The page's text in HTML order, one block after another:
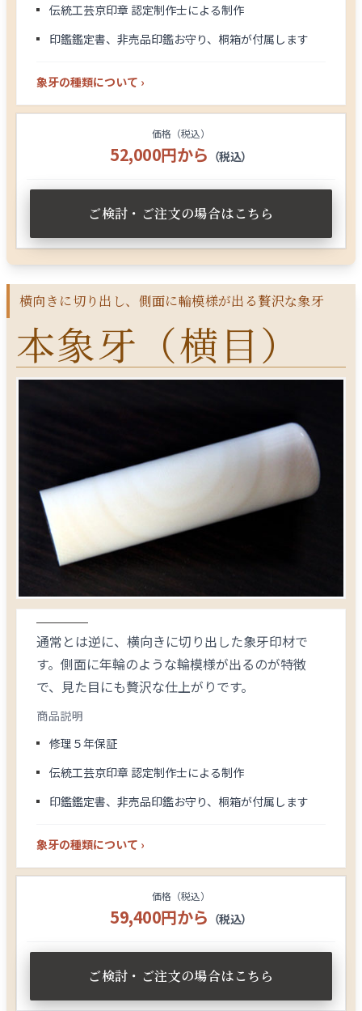
伝統工芸京印章 認定制作士による制作
印鑑鑑定書、非売品印鑑お守り、桐箱が付属します
象牙の種類について ›
価格（税込）
52,000円から （税込）
ご検討・ご注文の場合はこちら
横向きに切り出し、側面に輪模様が出る贅沢な象牙
本象牙（横目）
通常とは逆に、横向きに切り出した象牙印材で
す。側面に年輪のような輪模様が出るのが特徴
で、見た目にも贅沢な仕上がりです。
商品説明
修理５年保証
伝統工芸京印章 認定制作士による制作
印鑑鑑定書、非売品印鑑お守り、桐箱が付属します
象牙の種類について ›
価格（税込）
59,400円から （税込）
ご検討・ご注文の場合はこちら